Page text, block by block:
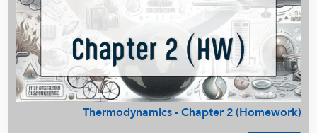
Thermodynamics - Chapter 2 (Homework)